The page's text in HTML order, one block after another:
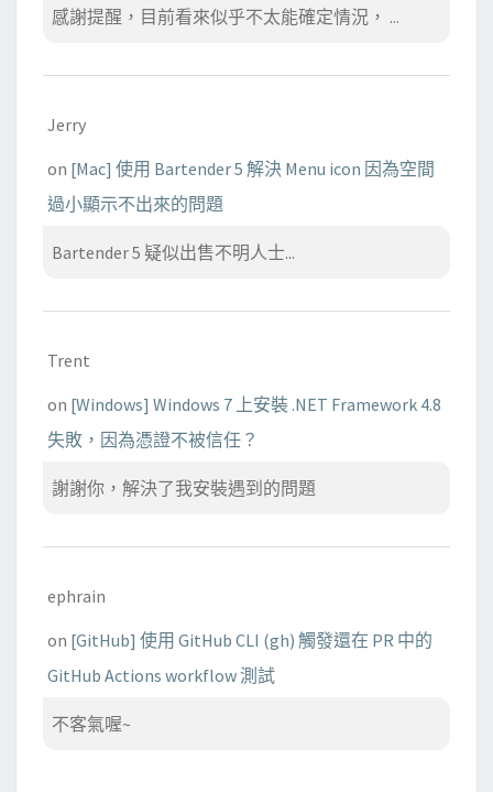
感謝提醒，目前看來似乎不太能確定情況， ...
Jerry
on [Mac] 使用 Bartender 5 解決 Menu icon 因為空間
過小顯示不出來的問題
Bartender 5 疑似出售不明人士...
Trent
on [Windows] Windows 7 上安裝 .NET Framework 4.8
失敗，因為憑證不被信任？
謝謝你，解決了我安裝遇到的問題
ephrain
on [GitHub] 使用 GitHub CLI (gh) 觸發還在 PR 中的
GitHub Actions workflow 測試
不客氣喔~